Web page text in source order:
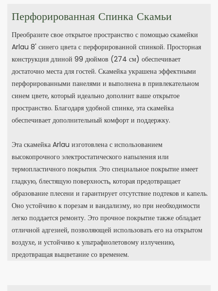
Перфорированная Спинка Скамьи
Преобразите свое открытое пространство с помощью скамейки
Arlau 8' синего цвета с перфорированной спинкой. Просторная
конструкция длиной 99 дюймов (274 см) обеспечивает
достаточно места для гостей. Скамейка украшена эффектными
перфорированными панелями и выполнена в привлекательном
синем цвете, который идеально дополнит ваше открытое
пространство. Благодаря удобной спинке, эта скамейка
обеспечивает дополнительный комфорт и поддержку.
Эта скамейка Arlau изготовлена ​​с использованием
высокопрочного электростатического напыления или
термопластичного покрытия. Это специальное покрытие имеет
гладкую, блестящую поверхность, которая предотвращает
образование плесени и гарантирует отсутствие подтеков и капель.
Оно устойчиво к порезам и вандализму, но при необходимости
легко поддается ремонту. Это прочное покрытие также обладает
отличной адгезией, позволяющей использовать его на открытом
воздухе, и устойчиво к ультрафиолетовому излучению,
предотвращая выцветание со временем.